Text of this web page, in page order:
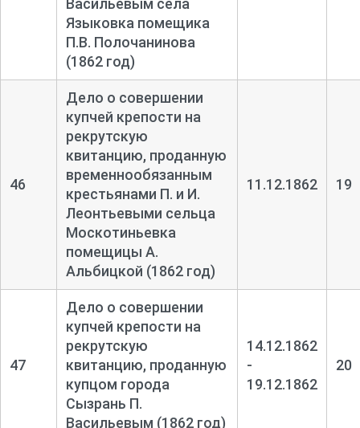
Васильевым села
Языковка помещика
П.В. Полочанинова
(1862 год)
46
Дело о совершении
купчей крепости на
рекрутскую
квитанцию, проданную
временнообязанным
крестьянами П. и И.
Леонтьевыми сельца
Москотиньевка
помещицы А.
Альбицкой (1862 год)
11.12.1862 19
47
Дело о совершении
купчей крепости на
рекрутскую
квитанцию, проданную
купцом города
Сызрань П.
Васильевым (1862 год)
14.12.1862
-
19.12.1862
20